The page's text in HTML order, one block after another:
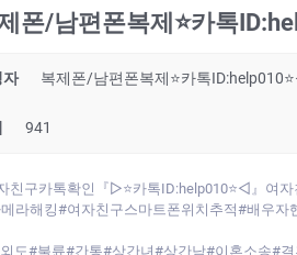
폰/남편폰복제⭐카톡
자 복제폰/남편폰복제⭐카톡
941
친구카톡확인『▷⭐카톡ID:help010⭐◁』여
라해킹#여자친구스마트폰위치추적#배우
외도#불륜#간통#상간녀#상간남#이혼소송#